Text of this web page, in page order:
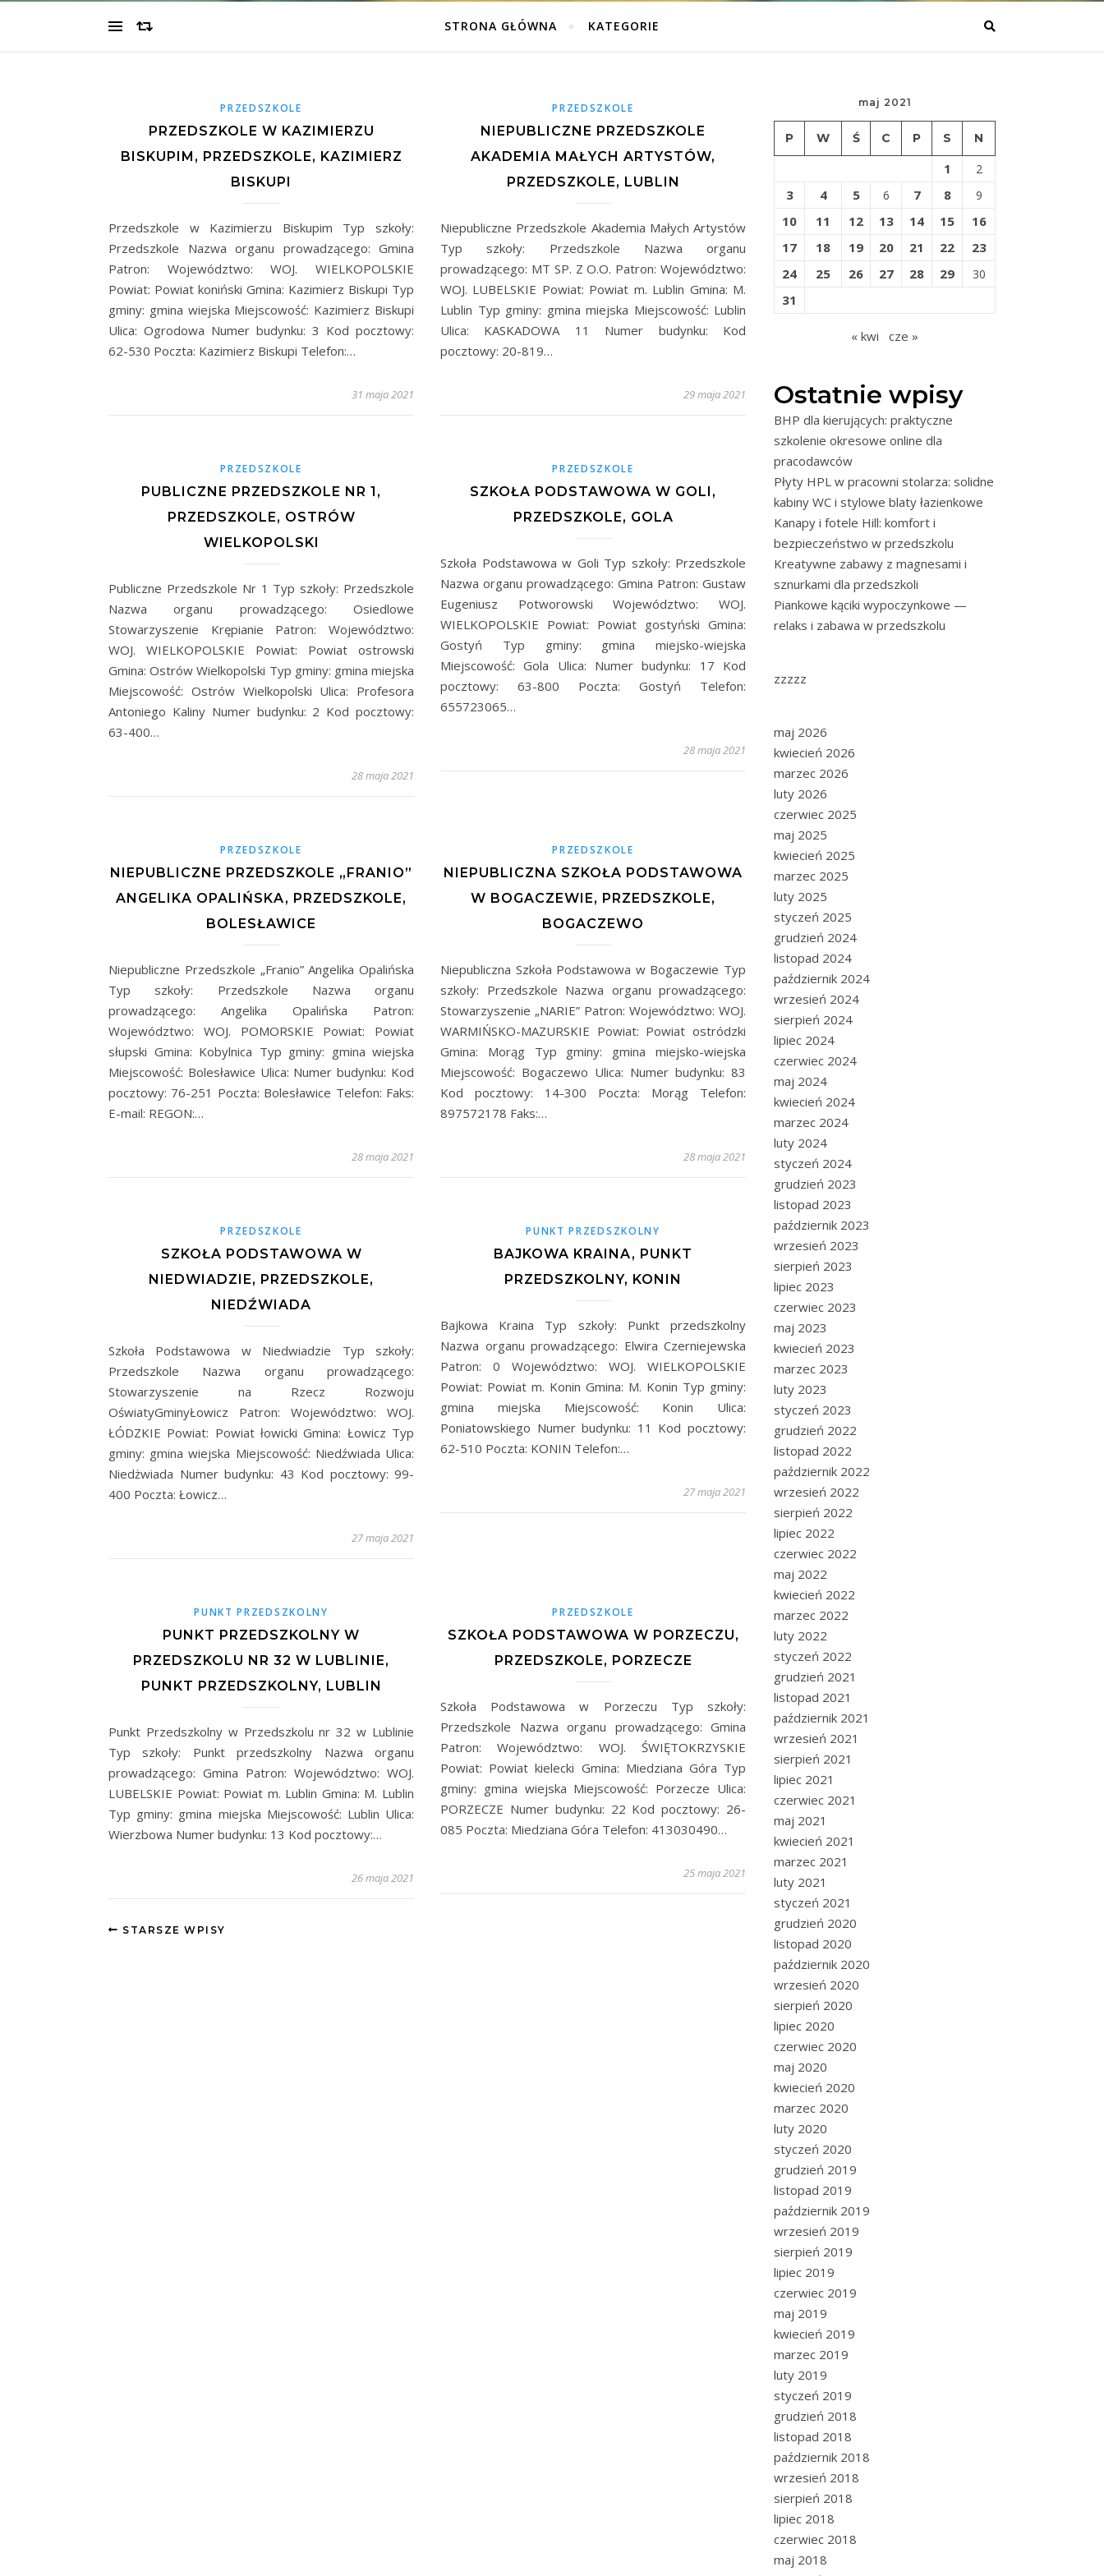
STRONA GŁÓWNA KATEGORIE
PRZEDSZKOLE
PRZEDSZKOLE W KAZIMIERZU
BISKUPIM, PRZEDSZKOLE, KAZIMIERZ
BISKUPI
Przedszkole w Kazimierzu Biskupim Typ szkoły:
Przedszkole Nazwa organu prowadzącego: Gmina
Patron: Województwo: WOJ. WIELKOPOLSKIE
Powiat: Powiat koniński Gmina: Kazimierz Biskupi Typ
gminy: gmina wiejska Miejscowość: Kazimierz Biskupi
Ulica: Ogrodowa Numer budynku: 3 Kod pocztowy:
62-530 Poczta: Kazimierz Biskupi Telefon:…
31 maja 2021
PRZEDSZKOLE
NIEPUBLICZNE PRZEDSZKOLE
AKADEMIA MAŁYCH ARTYSTÓW,
PRZEDSZKOLE, LUBLIN
Niepubliczne Przedszkole Akademia Małych Artystów
Typ szkoły: Przedszkole Nazwa organu
prowadzącego: MT SP. Z O.O. Patron: Województwo:
WOJ. LUBELSKIE Powiat: Powiat m. Lublin Gmina: M.
Lublin Typ gminy: gmina miejska Miejscowość: Lublin
Ulica: KASKADOWA 11 Numer budynku: Kod
pocztowy: 20-819…
29 maja 2021
PRZEDSZKOLE
PUBLICZNE PRZEDSZKOLE NR 1,
PRZEDSZKOLE, OSTRÓW
WIELKOPOLSKI
Publiczne Przedszkole Nr 1 Typ szkoły: Przedszkole
Nazwa organu prowadzącego: Osiedlowe
Stowarzyszenie Krępianie Patron: Województwo:
WOJ. WIELKOPOLSKIE Powiat: Powiat ostrowski
Gmina: Ostrów Wielkopolski Typ gminy: gmina miejska
Miejscowość: Ostrów Wielkopolski Ulica: Profesora
Antoniego Kaliny Numer budynku: 2 Kod pocztowy:
63-400…
28 maja 2021
PRZEDSZKOLE
SZKOŁA PODSTAWOWA W GOLI,
PRZEDSZKOLE, GOLA
Szkoła Podstawowa w Goli Typ szkoły: Przedszkole
Nazwa organu prowadzącego: Gmina Patron: Gustaw
Eugeniusz Potworowski Województwo: WOJ.
WIELKOPOLSKIE Powiat: Powiat gostyński Gmina:
Gostyń Typ gminy: gmina miejsko-wiejska
Miejscowość: Gola Ulica: Numer budynku: 17 Kod
pocztowy: 63-800 Poczta: Gostyń Telefon:
655723065…
28 maja 2021
PRZEDSZKOLE
NIEPUBLICZNE PRZEDSZKOLE „FRANIO”
ANGELIKA OPALIŃSKA, PRZEDSZKOLE,
BOLESŁAWICE
Niepubliczne Przedszkole „Franio” Angelika Opalińska
Typ szkoły: Przedszkole Nazwa organu
prowadzącego: Angelika Opalińska Patron:
Województwo: WOJ. POMORSKIE Powiat: Powiat
słupski Gmina: Kobylnica Typ gminy: gmina wiejska
Miejscowość: Bolesławice Ulica: Numer budynku: Kod
pocztowy: 76-251 Poczta: Bolesławice Telefon: Faks:
E-mail: REGON:…
28 maja 2021
PRZEDSZKOLE
NIEPUBLICZNA SZKOŁA PODSTAWOWA
W BOGACZEWIE, PRZEDSZKOLE,
BOGACZEWO
Niepubliczna Szkoła Podstawowa w Bogaczewie Typ
szkoły: Przedszkole Nazwa organu prowadzącego:
Stowarzyszenie „NARIE” Patron: Województwo: WOJ.
WARMIŃSKO-MAZURSKIE Powiat: Powiat ostródzki
Gmina: Morąg Typ gminy: gmina miejsko-wiejska
Miejscowość: Bogaczewo Ulica: Numer budynku: 83
Kod pocztowy: 14-300 Poczta: Morąg Telefon:
897572178 Faks:…
28 maja 2021
PRZEDSZKOLE
SZKOŁA PODSTAWOWA W
NIEDWIADZIE, PRZEDSZKOLE,
NIEDŹWIADA
Szkoła Podstawowa w Niedwiadzie Typ szkoły:
Przedszkole Nazwa organu prowadzącego:
Stowarzyszenie na Rzecz Rozwoju
OświatyGminyŁowicz Patron: Województwo: WOJ.
ŁÓDZKIE Powiat: Powiat łowicki Gmina: Łowicz Typ
gminy: gmina wiejska Miejscowość: Niedźwiada Ulica:
Niedżwiada Numer budynku: 43 Kod pocztowy: 99-
400 Poczta: Łowicz…
27 maja 2021
PUNKT PRZEDSZKOLNY
BAJKOWA KRAINA, PUNKT
PRZEDSZKOLNY, KONIN
Bajkowa Kraina Typ szkoły: Punkt przedszkolny
Nazwa organu prowadzącego: Elwira Czerniejewska
Patron: 0 Województwo: WOJ. WIELKOPOLSKIE
Powiat: Powiat m. Konin Gmina: M. Konin Typ gminy:
gmina miejska Miejscowość: Konin Ulica:
Poniatowskiego Numer budynku: 11 Kod pocztowy:
62-510 Poczta: KONIN Telefon:…
27 maja 2021
PUNKT PRZEDSZKOLNY
PUNKT PRZEDSZKOLNY W
PRZEDSZKOLU NR 32 W LUBLINIE,
PUNKT PRZEDSZKOLNY, LUBLIN
Punkt Przedszkolny w Przedszkolu nr 32 w Lublinie
Typ szkoły: Punkt przedszkolny Nazwa organu
prowadzącego: Gmina Patron: Województwo: WOJ.
LUBELSKIE Powiat: Powiat m. Lublin Gmina: M. Lublin
Typ gminy: gmina miejska Miejscowość: Lublin Ulica:
Wierzbowa Numer budynku: 13 Kod pocztowy:…
26 maja 2021
PRZEDSZKOLE
SZKOŁA PODSTAWOWA W PORZECZU,
PRZEDSZKOLE, PORZECZE
Szkoła Podstawowa w Porzeczu Typ szkoły:
Przedszkole Nazwa organu prowadzącego: Gmina
Patron: Województwo: WOJ. ŚWIĘTOKRZYSKIE
Powiat: Powiat kielecki Gmina: Miedziana Góra Typ
gminy: gmina wiejska Miejscowość: Porzecze Ulica:
PORZECZE Numer budynku: 22 Kod pocztowy: 26-
085 Poczta: Miedziana Góra Telefon: 413030490…
25 maja 2021
STARSZE WPISY
maj 2021
P W Ś C P S N
1 2
3 4 5 6 7 8 9
10 11 12 13 14 15
16
17
18 19 20 21 22
23
24
25 26 27 28 29 30
31
« kwi cze »
Ostatnie wpisy
BHP dla kierujących: praktyczne
szkolenie okresowe online dla
pracodawców
Płyty HPL w pracowni stolarza: solidne
kabiny WC i stylowe blaty łazienkowe
Kanapy i fotele Hill: komfort i
bezpieczeństwo w przedszkolu
Kreatywne zabawy z magnesami i
sznurkami dla przedszkoli
Piankowe kąciki wypoczynkowe —
relaks i zabawa w przedszkolu
zzzzz
maj 2026
kwiecień 2026
marzec 2026
luty 2026
czerwiec 2025
maj 2025
kwiecień 2025
marzec 2025
luty 2025
styczeń 2025
grudzień 2024
listopad 2024
październik 2024
wrzesień 2024
sierpień 2024
lipiec 2024
czerwiec 2024
maj 2024
kwiecień 2024
marzec 2024
luty 2024
styczeń 2024
grudzień 2023
listopad 2023
październik 2023
wrzesień 2023
sierpień 2023
lipiec 2023
czerwiec 2023
maj 2023
kwiecień 2023
marzec 2023
luty 2023
styczeń 2023
grudzień 2022
listopad 2022
październik 2022
wrzesień 2022
sierpień 2022
lipiec 2022
czerwiec 2022
maj 2022
kwiecień 2022
marzec 2022
luty 2022
styczeń 2022
grudzień 2021
listopad 2021
październik 2021
wrzesień 2021
sierpień 2021
lipiec 2021
czerwiec 2021
maj 2021
kwiecień 2021
marzec 2021
luty 2021
styczeń 2021
grudzień 2020
listopad 2020
październik 2020
wrzesień 2020
sierpień 2020
lipiec 2020
czerwiec 2020
maj 2020
kwiecień 2020
marzec 2020
luty 2020
styczeń 2020
grudzień 2019
listopad 2019
październik 2019
wrzesień 2019
sierpień 2019
lipiec 2019
czerwiec 2019
maj 2019
kwiecień 2019
marzec 2019
luty 2019
styczeń 2019
grudzień 2018
listopad 2018
październik 2018
wrzesień 2018
sierpień 2018
lipiec 2018
czerwiec 2018
maj 2018